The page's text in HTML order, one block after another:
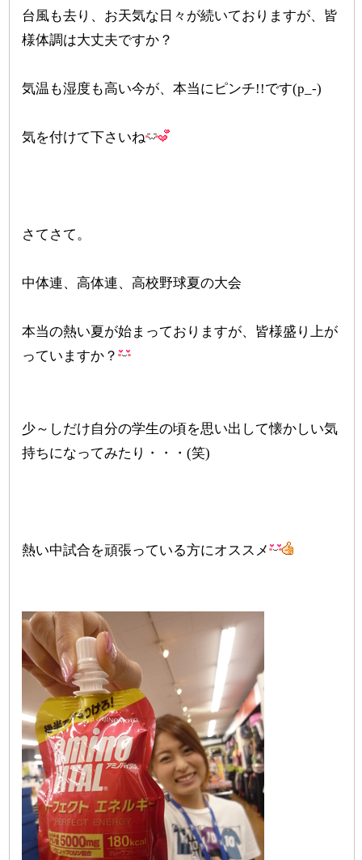
台風も去り、お天気な日々が続いておりますが、皆
様体調は大丈夫ですか？
気温も湿度も高い今が、本当にピンチ!!です(p_-)
気を付けて下さいね
さてさて。
中体連、高体連、高校野球夏の大会
本当の熱い夏が始まっておりますが、皆様盛り上が
っていますか？
少～しだけ自分の学生の頃を思い出して懐かしい気
持ちになってみたり・・・(笑)
熱い中試合を頑張っている方にオススメ